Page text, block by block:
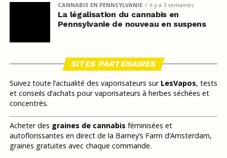
CANNABIS EN PENNSYLVANIE il y a 3 semaines
La légalisation du cannabis en
Pennsylvanie de nouveau en suspens
SITES PARTENAIRES
Suivez toute l’actualité des vaporisateurs sur LesVapos, tests
et conseils d’achats pour vaporisateurs à herbes séchées et
concentrés.
Acheter des graines de cannabis féminisées et
autoflorissantes en direct de la Barney’s Farm d’Amsterdam,
graines gratuites avec chaque commande.